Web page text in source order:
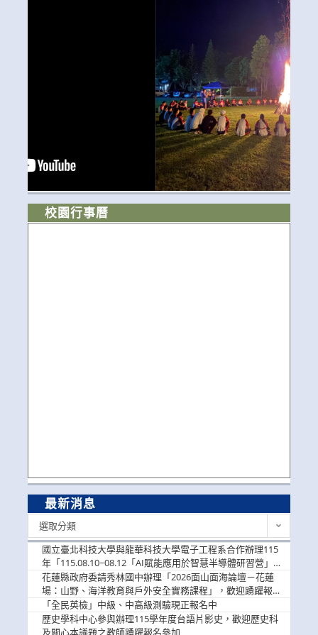
校園行事曆
最新消息
選取分類
國立臺北科技大學與龍華科技大學電子工程系合作辦理115
年「115.08.10~08.12「AI賦能應用於智慧半導體研習營」，
歡迎學生踴躍報名參加
花蓮縣政府委請秀林國中辦理「2026面山面海論壇－花蓮
場：山野、海洋教育與戶外安全實務課程」，歡迎踴躍報名
參加
「全民英檢」中級、中高級測驗現正報名中
歷史學科中心參與辦理115學年度台語片影史，歡迎歷史科
及關心本議題之教師踴躍報名參加